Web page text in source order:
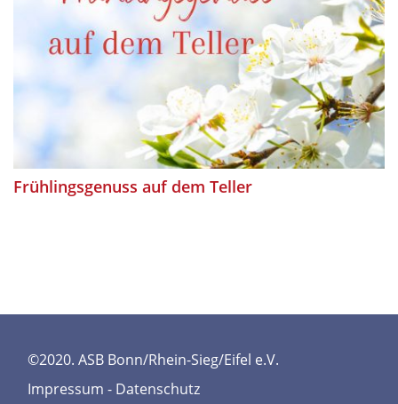
Frühlingsgenuss auf dem Teller
©2020. ASB Bonn/Rhein-Sieg/Eifel e.V.
Impressum - Datenschutz